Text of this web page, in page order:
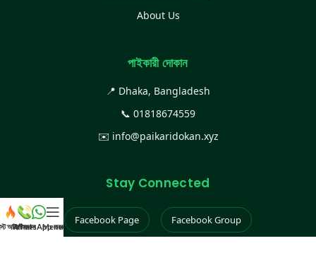
About Us
পাইকারী দোকান
📍 Dhaka, Bangladesh
📞 01818674559
✉️ info@paikaridokan.xyz
Stay Connected
Facebook Page Facebook Group
আইটেম
কল করুন
WhatsApp করুন
Menu